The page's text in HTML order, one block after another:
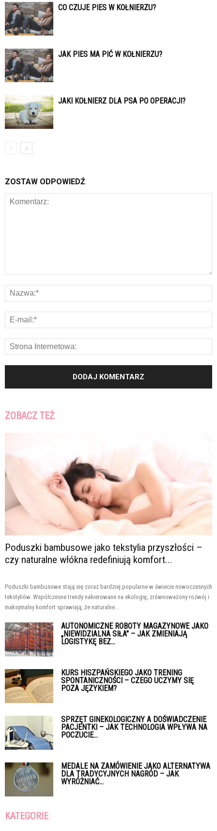
CO CZUJE PIES W KOŁNIERZU?
JAK PIES MA PIĆ W KOŁNIERZU?
JAKI KOŁNIERZ DLA PSA PO OPERACJI?
ZOSTAW ODPOWIEDŹ
ZOBACZ TEŻ
Poduszki bambusowe jako tekstylia przyszłości –
czy naturalne włókna redefiniują komfort...
Poduszki bambusowe stają się coraz bardziej popularne w świecie nowoczesnych
tekstyliów. Współczesne trendy nakierowane na ekologię, zrównoważony rozwój i
maksymalny komfort sprawiają, że naturalne...
AUTONOMICZNE ROBOTY MAGAZYNOWE JAKO
„NIEWIDZIALNA SIŁA” – JAK ZMIENIAJĄ
LOGISTYKĘ BEZ...
KURS HISZPAŃSKIEGO JAKO TRENING
SPONTANICZNOŚCI – CZEGO UCZYMY SIĘ
POZA JĘZYKIEM?
SPRZĘT GINEKOLOGICZNY A DOŚWIADCZENIE
PACJENTKI – JAK TECHNOLOGIA WPŁYWA NA
POCZUCIE...
MEDALE NA ZAMÓWIENIE JAKO ALTERNATYWA
DLA TRADYCYJNYCH NAGRÓD – JAK
WYRÓŻNIAĆ...
KATEGORIE